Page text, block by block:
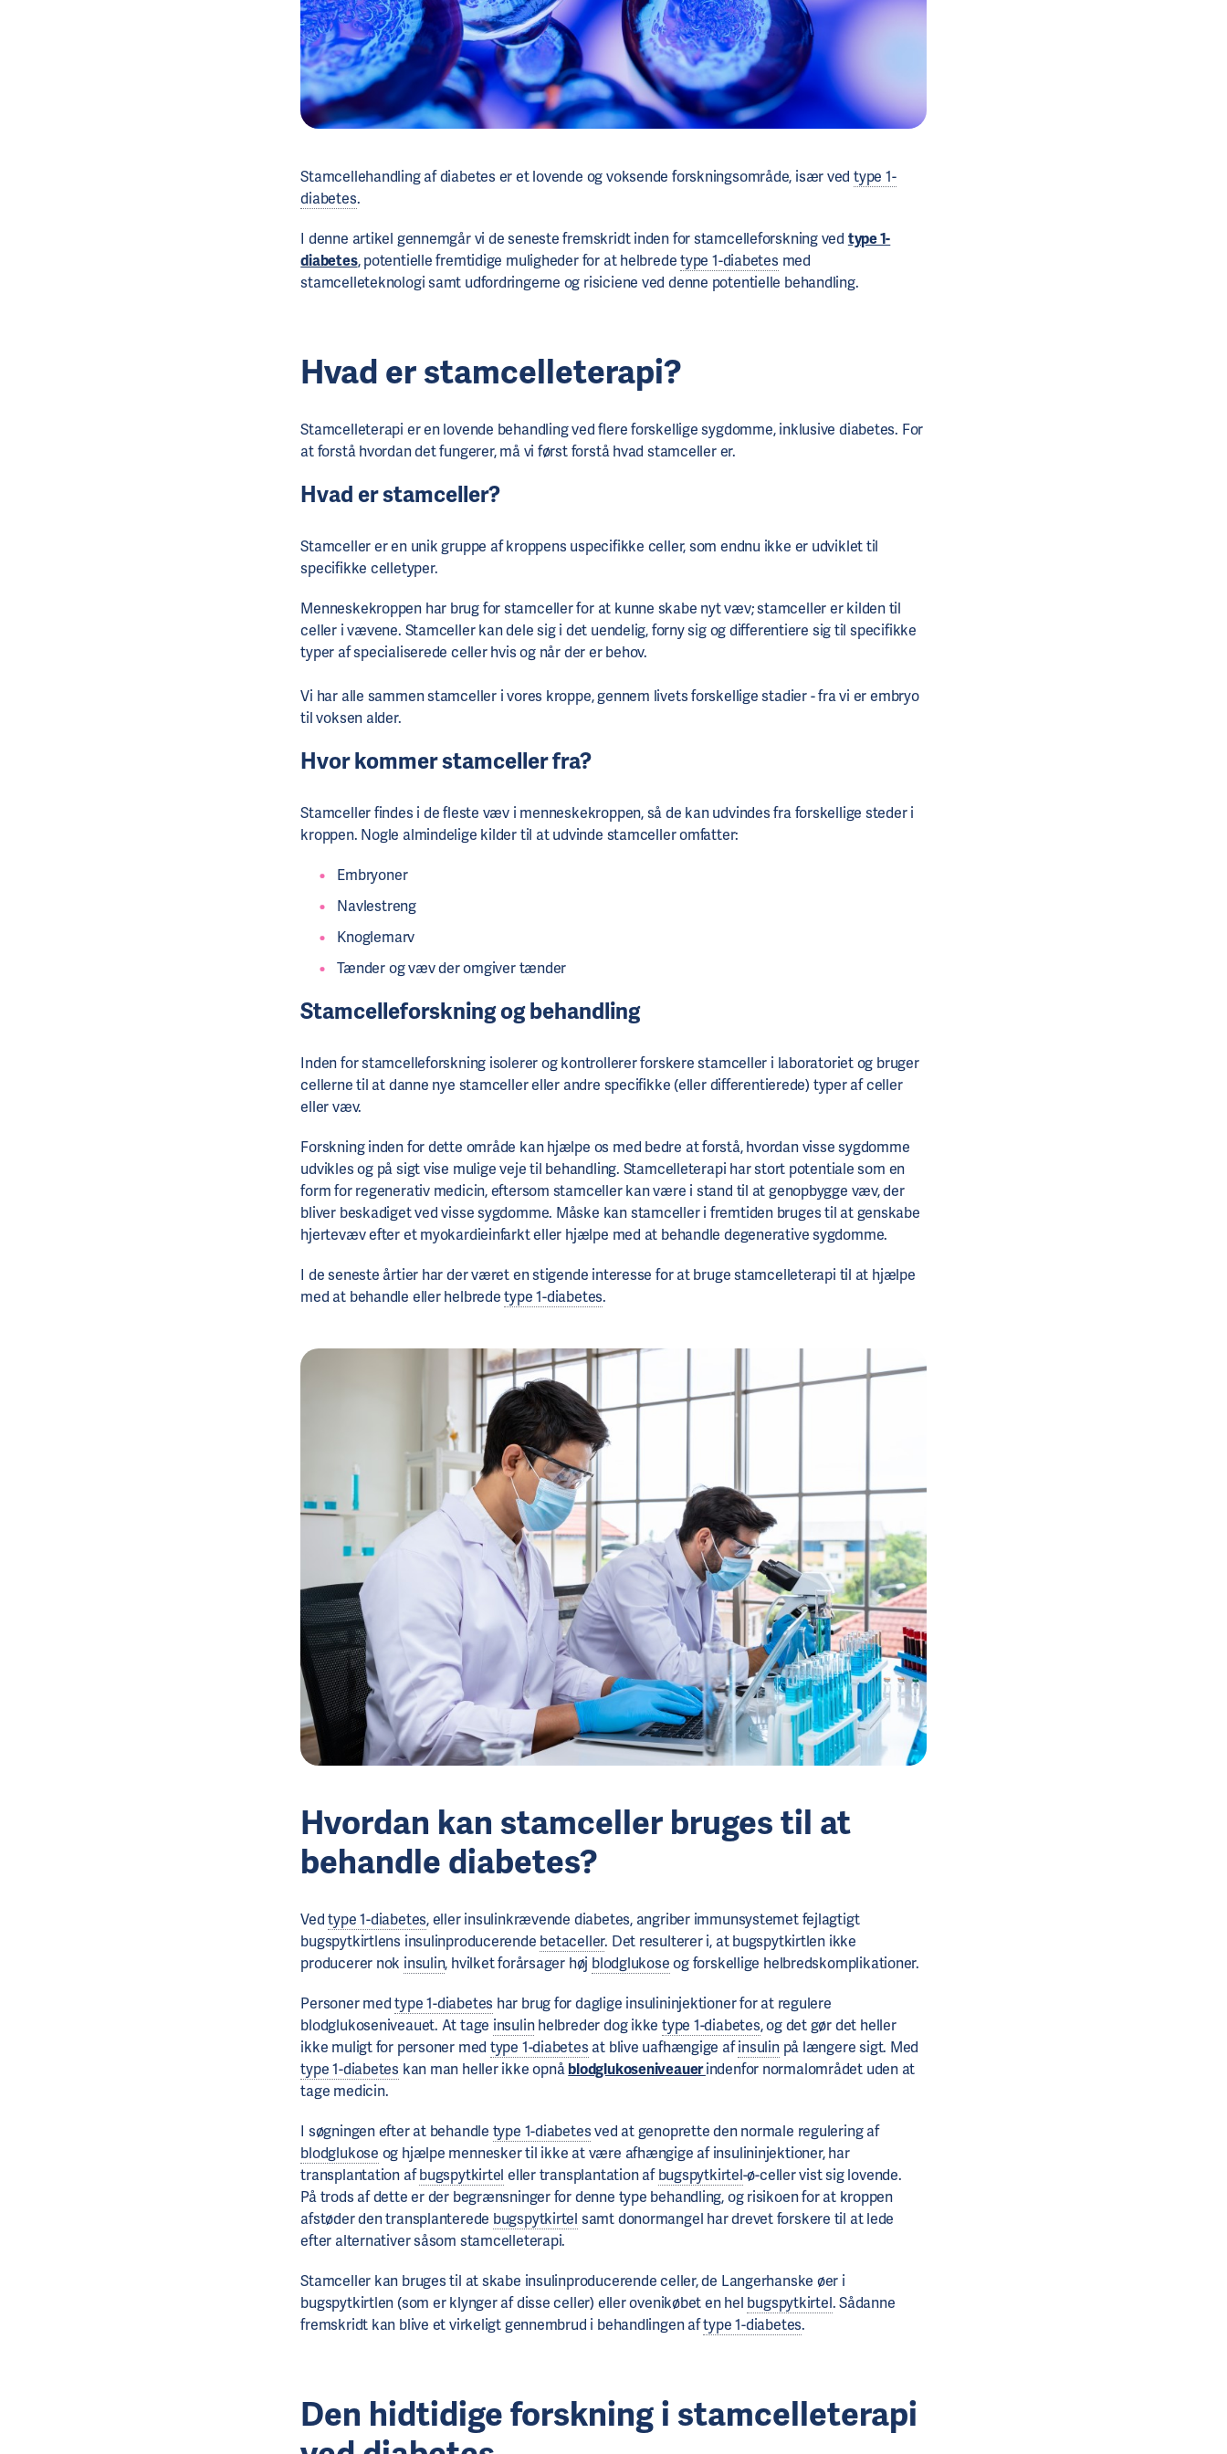
Stamcellehandling af diabetes er et lovende og voksende forskningsområde, især vedtype 1-
diabetes.
I denne artikel gennemgår vi de seneste fremskridt inden for stamcelleforskning ved type 1-
diabetes, potentielle fremtidige muligheder for at helbredetype 1-diabetes med
stamcelleteknologi samt udfordringerne og risiciene ved denne potentielle behandling.
Hvad er stamcelleterapi?
Stamcelleterapi er en lovende behandling ved flere forskellige sygdomme, inklusive diabetes. For
at forstå hvordan det fungerer, må vi først forstå hvad stamceller er.
Hvad er stamceller?
Stamceller er en unik gruppe af kroppens uspecifikke celler, som endnu ikke er udviklet til
specifikke celletyper.
Menneskekroppen har brug for stamceller for at kunne skabe nyt væv; stamceller er kilden til
celler i vævene. Stamceller kan dele sig i det uendelig, forny sig og differentiere sig til specifikke
typer af specialiserede celler hvis og når der er behov.
Vi har alle sammen stamceller i vores kroppe, gennem livets forskellige stadier - fra vi er embryo
til voksen alder.
Hvor kommer stamceller fra?
Stamceller findes i de fleste væv i menneskekroppen, så de kan udvindes fra forskellige steder i
kroppen. Nogle almindelige kilder til at udvinde stamceller omfatter:
Embryoner
Navlestreng
Knoglemarv
Tænder og væv der omgiver tænder
Stamcelleforskning og behandling
Inden for stamcelleforskning isolerer og kontrollerer forskere stamceller i laboratoriet og bruger
cellerne til at danne nye stamceller eller andre specifikke (eller differentierede) typer af celler
eller væv.
Forskning inden for dette område kan hjælpe os med bedre at forstå, hvordan visse sygdomme
udvikles og på sigt vise mulige veje til behandling. Stamcelleterapi har stort potentiale som en
form for regenerativ medicin, eftersom stamceller kan være i stand til at genopbygge væv, der
bliver beskadiget ved visse sygdomme. Måske kan stamceller i fremtiden bruges til at genskabe
hjertevæv efter et myokardieinfarkt eller hjælpe med at behandle degenerative sygdomme.
I de seneste årtier har der været en stigende interesse for at bruge stamcelleterapi til at hjælpe
med at behandle eller helbredetype 1-diabetes.
Hvordan kan stamceller bruges til at
behandle diabetes?
Vedtype 1-diabetes, eller insulinkrævende diabetes, angriber immunsystemet fejlagtigt
bugspytkirtlens insulinproducerende betaceller. Det resulterer i, at bugspytkirtlen ikke
producerer nok insulin, hvilket forårsager høj blodglukoseog forskellige helbredskomplikationer.
Personer medtype 1-diabetes har brug for daglige insulininjektioner for at regulere
blodglukoseniveauet. At tage insulinhelbreder dog ikke type 1-diabetes, og det gør det heller
ikke muligt for personer med type 1-diabetes at blive uafhængige afinsulinpå længere sigt. Med
type 1-diabetes kan man heller ikke opnåblodglukoseniveauerindenfor normalområdet uden at
tage medicin.
I søgningen efter at behandle type 1-diabetesved at genoprette den normale regulering af
blodglukose og hjælpe mennesker til ikke at være afhængige af insulininjektioner, har
transplantation afbugspytkirtel eller transplantation afbugspytkirtel-ø-celler vist sig lovende.
På trods af dette er der begrænsninger for denne type behandling, og risikoen for at kroppen
afstøder den transplanterede bugspytkirtel samt donormangel har drevet forskere til at lede
efter alternativer såsom stamcelleterapi.
Stamceller kan bruges til at skabe insulinproducerende celler, de Langerhanske øer i
bugspytkirtlen (som er klynger af disse celler) eller ovenikøbet en hel bugspytkirtel. Sådanne
fremskridt kan blive et virkeligt gennembrud i behandlingen aftype 1-diabetes.
Den hidtidige forskning i stamcelleterapi